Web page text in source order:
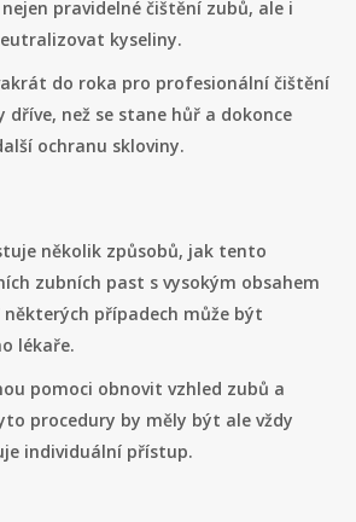
pravidelné čištění zubů, ale i
kyseliny.
do roka pro profesionální čištění
než se stane hůř a dokonce
ochranu skloviny.
několik způsobů, jak tento
zubních past s vysokým obsahem
případech může být
lékaře.
pomoci obnovit vzhled zubů a
procedury by měly být ale vždy
individuální přístup.